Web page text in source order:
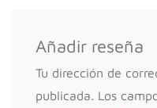
Añadir reseña
Tu dirección de
publicada. Los